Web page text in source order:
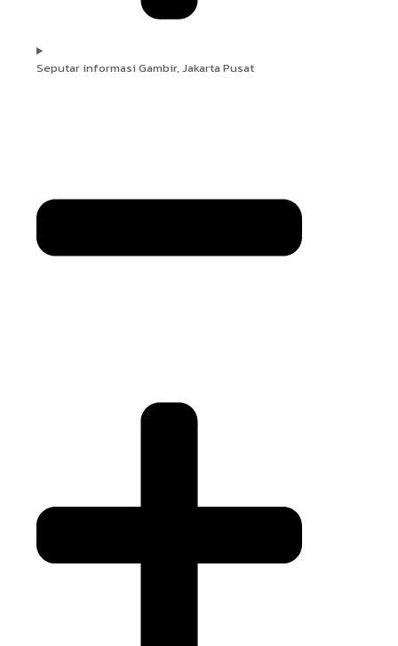
Seputar informasi Gambir, Jakarta Pusat